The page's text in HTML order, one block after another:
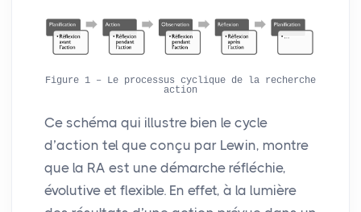
Figure 1 – Le processus cyclique de la recherche
action
Ce schéma qui illustre bien le cycle
d’action tel que conçu par Lewin, montre
que la RA est une démarche réfléchie,
évolutive et flexible. En effet, à la lumière